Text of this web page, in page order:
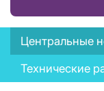
News
menu
Центральные
Технические